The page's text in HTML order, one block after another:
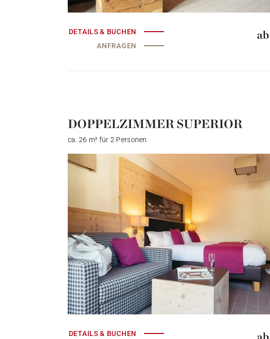
DETAILS & BUCHEN
ANFRAGEN
DOPPELZIMMER SUPERIOR
ca. 26 m² für 2 Personen
DETAILS & BUCHEN